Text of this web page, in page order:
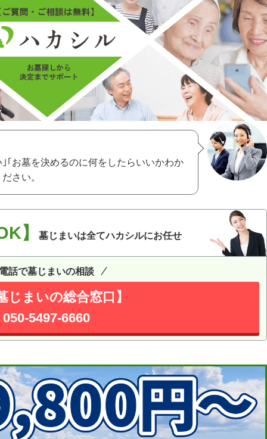
｢お墓を決めるのに何をしたらいいかわか
さい。
】 墓じまいは全てハカシルにお任せ
話で墓じまいの相談
じまいの総合窓口】
050-5497-6660